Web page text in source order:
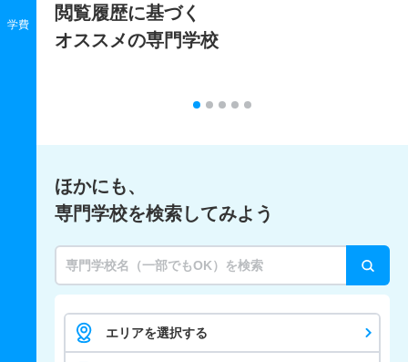
学費
閲覧履歴に基づく
オススメの専門学校
ほかにも、
専門学校を検索してみよう
エリアを選択する